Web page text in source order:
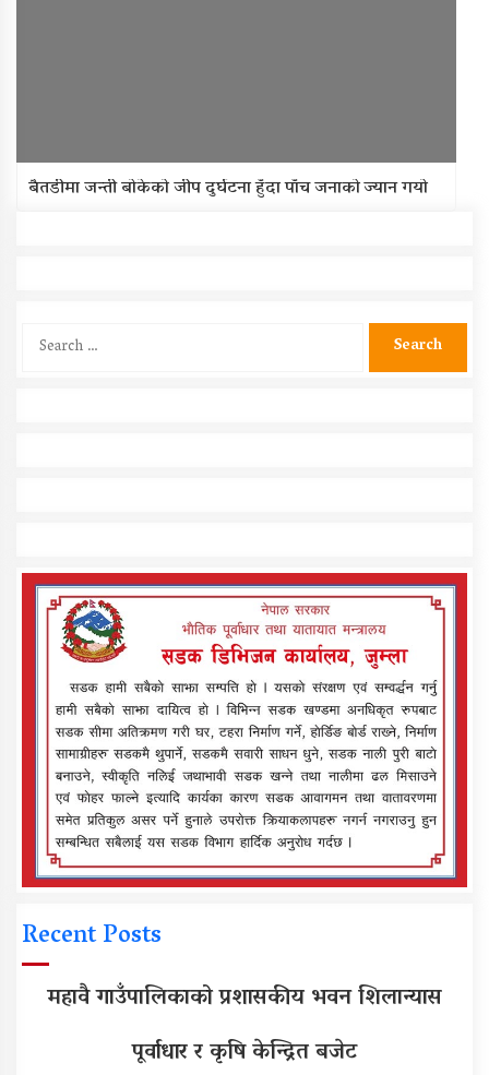
बैतडीमा जन्ती बोकेको जीप दुर्घटना हुँदा पाँच जनाको ज्यान गयो
Search
Recent Posts
महावै गाउँपालिकाको प्रशासकीय भवन शिलान्यास
पूर्वाधार र कृषि केन्द्रित बजेट